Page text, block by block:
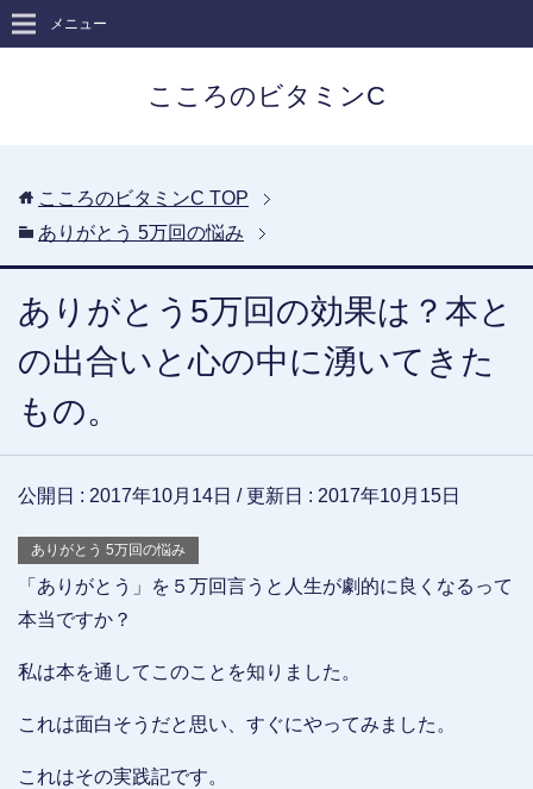
こころのビタミンC
メニュー
こころのビタミンC TOP
ありがとう 5万回の悩み
ありがとう5万回の効果は？本と
の出合いと心の中に湧いてきた
もの。
公開日 : 2017年10月14日 / 更新日 : 2017年10月15日
ありがとう 5万回の悩み
「ありがとう」を５万回言うと人生が劇的に良くなるって
本当ですか？
私は本を通してこのことを知りました。
これは面白そうだと思い、すぐにやってみました。
これはその実践記です。